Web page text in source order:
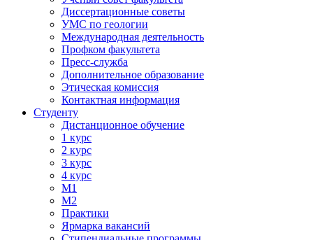
Диссертационные советы
УМС по геологии
Международная деятельность
Профком факультета
Пресс-служба
Дополнительное образование
Этическая комиссия
Контактная информация
Студенту
Дистанционное обучение
1 курс
2 курс
3 курс
4 курс
М1
М2
Практики
Ярмарка вакансий